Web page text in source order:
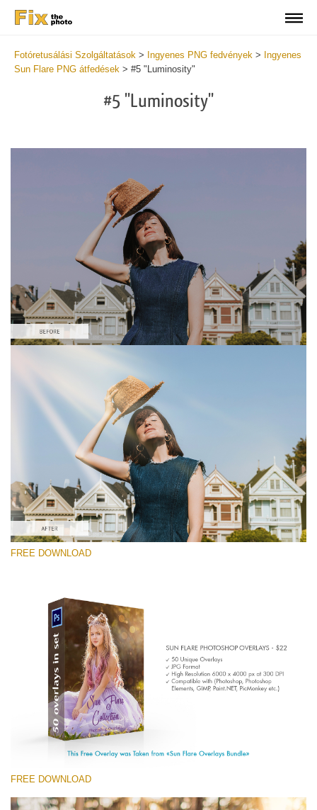
Fotóretusálási Szolgáltatások > Ingyenes PNG fedvények > Ingyenes
Sun Flare PNG átfedések > #5 "Luminosity"
#5 "Luminosity"
Kérlek, válassz
Free PNG Overlay #5
Small 800*533px
Sun Flares
(50 Overlays)
Large 6000*4000px
Large 6000*4000px
Entire Collection
(1783 Overlays)
Large 6000*4000px
Ingyenes letöltés
FREE DOWNLOAD
FREE DOWNLOAD